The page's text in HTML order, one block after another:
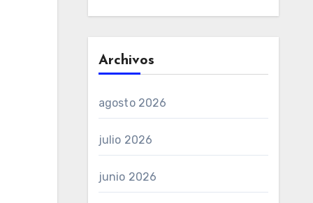
Archivos
agosto 2026
julio 2026
junio 2026